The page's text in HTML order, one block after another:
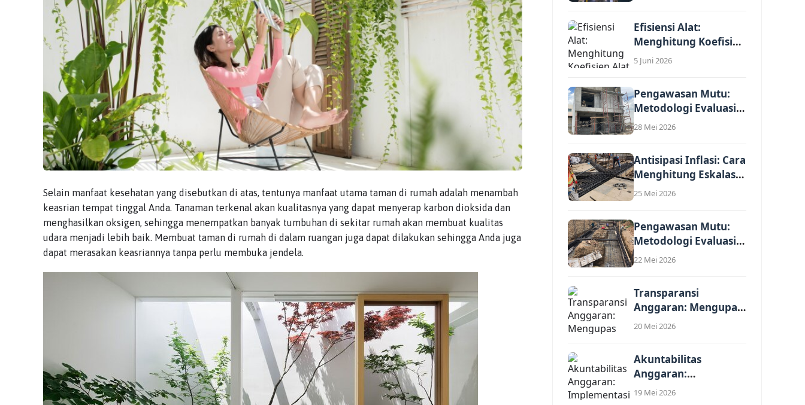
Selain manfaat kesehatan yang disebutkan di atas, tentunya manfaat utama taman di rumah adalah menambah
keasrian tempat tinggal Anda. Tanaman terkenal akan kualitasnya yang dapat menyerap karbon dioksida dan
menghasilkan oksigen, sehingga menempatkan banyak tumbuhan di sekitar rumah akan membuat kualitas
udara menjadi lebih baik. Membuat taman di rumah di dalam ruangan juga dapat dilakukan sehingga Anda juga
dapat merasakan keasriannya tanpa perlu membuka jendela.
Efisiensi Alat:
Menghitung Koefisien
Alat Berat dalam
5 Juni 2026
Pengawasan Mutu:
Metodologi Evaluasi
Kewajaran Harga
28 Mei 2026
Antisipasi Inflasi: Cara
Menghitung Eskalasi
Harga dalam
25 Mei 2026
Pengawasan Mutu:
Metodologi Evaluasi
Kewajaran Harga
22 Mei 2026
Transparansi
Anggaran: Mengupas
Komponen Biaya
20 Mei 2026
Akuntabilitas
Anggaran:
Implementasi Standar
19 Mei 2026